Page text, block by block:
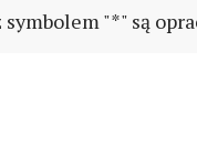
symbolem "*" są